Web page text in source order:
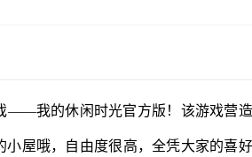
——我的休闲时光官方版！该游戏营
屋哦，自由度很高，全凭大家的喜